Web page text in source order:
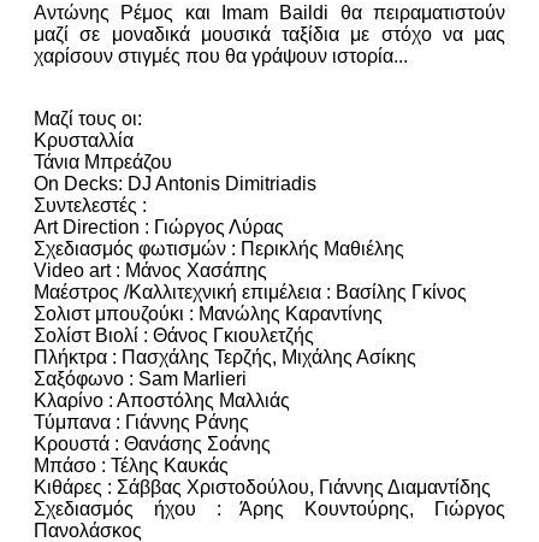
Αντώνης Ρέμος και Imam Baildi θα πειραματιστούν
μαζί σε μοναδικά μουσικά ταξίδια με στόχο να μας
χαρίσουν στιγμές που θα γράψουν ιστορία...
Μαζί τους οι:
Κρυσταλλία
Τάνια Μπρεάζου
On Decks: DJ Antonis Dimitriadis
Συντελεστές :
Art Direction : Γιώργος Λύρας
Σχεδιασμός φωτισμών : Περικλής Μαθιέλης
Video art : Μάνος Χασάπης
Μαέστρος /Καλλιτεχνική επιμέλεια : Βασίλης Γκίνος
Σολιστ μπουζούκι : Μανώλης Καραντίνης
Σολίστ Βιολί : Θάνος Γκιουλετζής
Πλήκτρα : Πασχάλης Τερζής, Μιχάλης Ασίκης
Σαξόφωνο : Sam Marlieri
Κλαρίνο : Αποστόλης Μαλλιάς
Τύμπανα : Γιάννης Ράνης
Κρουστά : Θανάσης Σοάνης
Μπάσο : Τέλης Καυκάς
Κιθάρες : Σάββας Χριστοδούλου, Γιάννης Διαμαντίδης
Σχεδιασμός ήχου : Άρης Κουντούρης, Γιώργος
Πανολάσκος